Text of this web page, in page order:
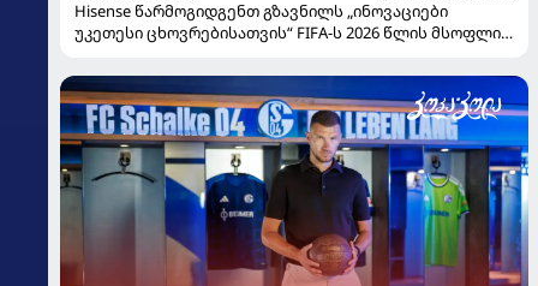
Hisense წარმოგიდგენთ გზავნილს „ინოვაციები
უკეთესი ცხოვრებისათვის“ FIFA-ს 2026 წლის მსოფლიო